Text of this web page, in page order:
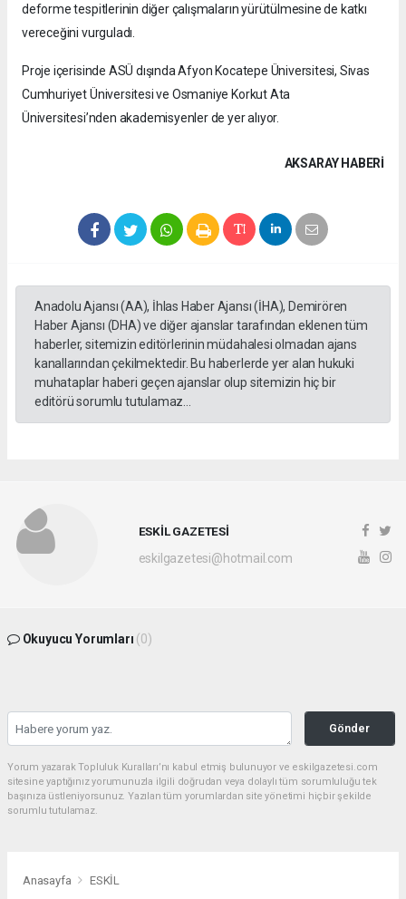
deforme tespitlerinin diğer çalışmaların yürütülmesine de katkı
vereceğini vurguladı.
Proje içerisinde ASÜ dışında Afyon Kocatepe Üniversitesi, Sivas
Cumhuriyet Üniversitesi ve Osmaniye Korkut Ata
Üniversitesi’nden akademisyenler de yer alıyor.
AKSARAY HABERİ
Anadolu Ajansı (AA), İhlas Haber Ajansı (İHA), Demirören
Haber Ajansı (DHA) ve diğer ajanslar tarafından eklenen tüm
haberler, sitemizin editörlerinin müdahalesi olmadan ajans
kanallarından çekilmektedir. Bu haberlerde yer alan hukuki
muhataplar haberi geçen ajanslar olup sitemizin hiç bir
editörü sorumlu tutulamaz...
ESKİL GAZETESİ
eskilgazetesi@hotmail.com
Okuyucu Yorumları (0)
Gönder
Yorum yazarak Topluluk Kuralları’nı kabul etmiş bulunuyor ve eskilgazetesi.com
sitesine yaptığınız yorumunuzla ilgili doğrudan veya dolaylı tüm sorumluluğu tek
başınıza üstleniyorsunuz. Yazılan tüm yorumlardan site yönetimi hiçbir şekilde
sorumlu tutulamaz.
Anasayfa ESKİL